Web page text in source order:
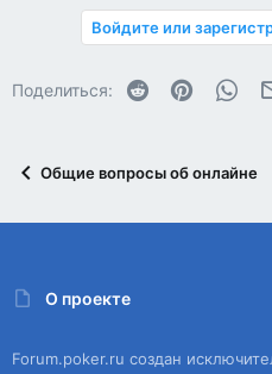
Войдите или
Поделиться: Reddit Pinterest
Общие вопросы об онлайне
О проекте
Forum.poker.ru создан